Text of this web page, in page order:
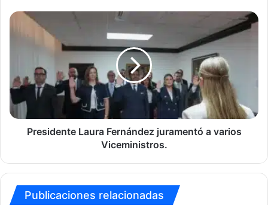
Presidente
Laura
varios
Viceministros.
Presidente Laura Fernández juramentó a varios
Viceministros.
Publicaciones relacionadas